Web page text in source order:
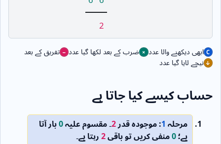
2
ابھی دیکھنے والا عدد ضرب کے بعد لکھا گیا عدد
تفریق کے بعد
نیچے لایا گیا عدد
حساب کیسے کیا جاتا ہے
مرحلہ 1: موجودہ قدر 2۔ مقسوم علیہ0بار آتا
ہے؛0منفی کریں تو باقی2 رہتا ہے۔